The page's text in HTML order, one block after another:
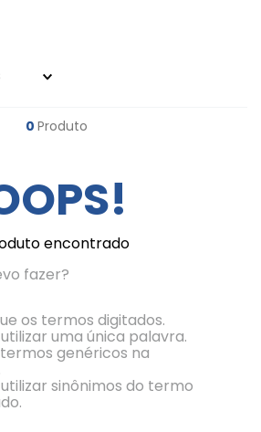
0 Produto
encontrado
fazer?
os termos digitados.
uma única palavra.
genéricos na
sinônimos do termo